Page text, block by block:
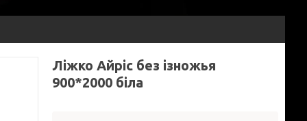
Ліжко Айріс без ізножья
900*2000 біла